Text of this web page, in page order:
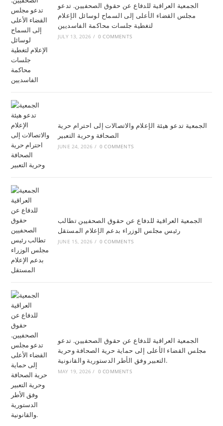
الجمعية العراقية للدفاع عن حقوق الصحفيين. تدعو
مجلس القضاء الأعلى إلى السماح لوسائل الإعلام
JULY 13, 2026 / 0 COMMENTS
الجمعية تدعو هيئة الإعلام والاتصالات إلى احترام حرية
الصحافة وحرية التعبير
JUNE 24, 2026 / 0 COMMENTS
الجمعية العراقية للدفاع عن حقوق الصحفيين تطالب
رئيس مجلس الوزراء بدعم الإعلام المستقل
JUNE 15, 2026 / 0 COMMENTS
الجمعية العراقية للدفاع عن حقوق الصحفيين. تدعو
مجلس القضاء الأعلى إلى حماية حرية الصحافة وحرية
التعبير وفق الأطر الدستورية والقانونية.
MAY 19, 2026 / 0 COMMENTS